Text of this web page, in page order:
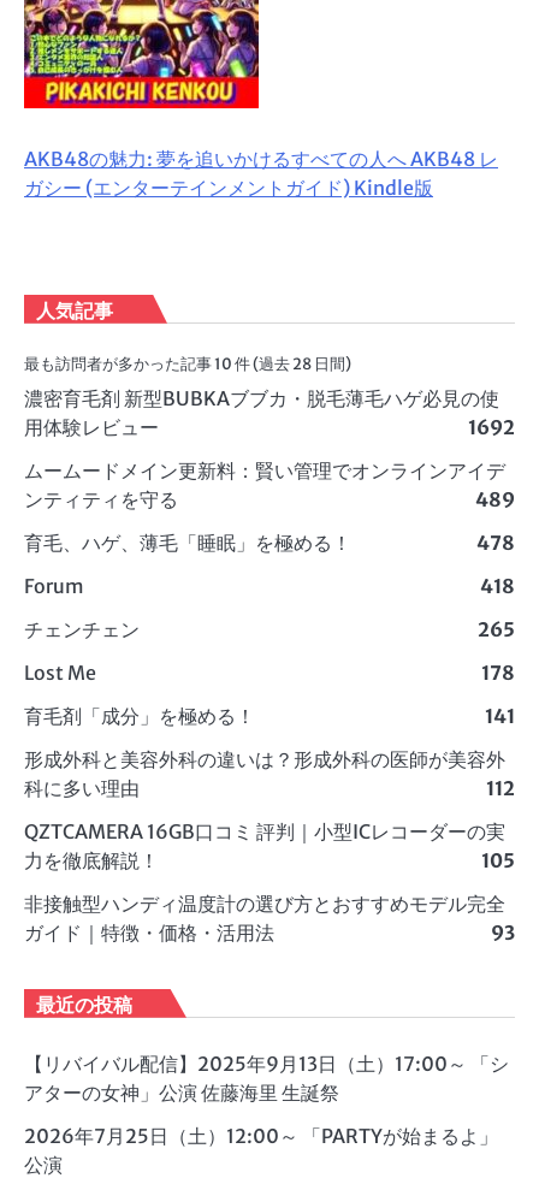
AKB48の魅力: 夢を追いかけるすべての人へ AKB48 レ
ガシー (エンターテインメントガイド) Kindle版
人気記事
最も訪問者が多かった記事 10 件 (過去 28 日間)
濃密育毛剤 新型BUBKAブブカ・脱毛薄毛ハゲ必見の使
用体験レビュー
1692
ムームードメイン更新料：賢い管理でオンラインアイデ
ンティティを守る
489
育毛、ハゲ、薄毛「睡眠」を極める！
478
Forum
418
チェンチェン
265
Lost Me
178
育毛剤「成分」を極める！
141
形成外科と美容外科の違いは？形成外科の医師が美容外
科に多い理由
112
QZTCAMERA 16GB口コミ 評判｜小型ICレコーダーの実
力を徹底解説！
105
非接触型ハンディ温度計の選び方とおすすめモデル完全
ガイド｜特徴・価格・活用法
93
最近の投稿
【リバイバル配信】2025年9月13日（土）17:00～ 「シ
アターの女神」公演 佐藤海里 生誕祭
2026年7月25日（土）12:00～ 「PARTYが始まるよ」
公演